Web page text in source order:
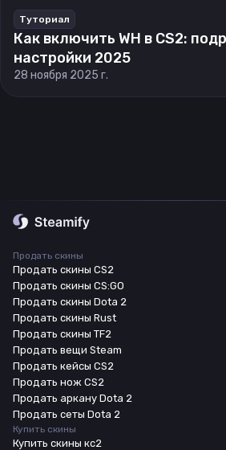
Туториал
Как включить WH в CS2:
настройки 2025
28 ноября 2025 г.
Продать скины
Продать скины CS2
Продать скины CS:GO
Продать скины Dota 2
Продать скины Rust
Продать скины TF2
Продать вещи Steam
Продать кейсы CS2
Продать нож CS2
Продать аркану Dota 2
Продать сеты Dota 2
Купить скины
Купить скины кс2